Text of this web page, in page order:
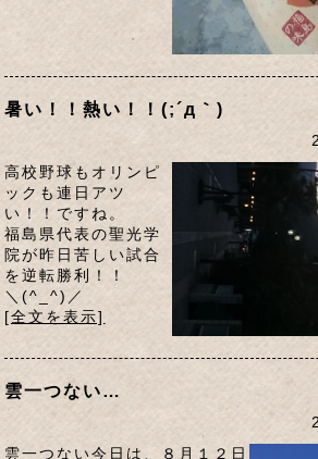
暑い！！熱い！！(;´д｀)
高校野球もオリンピ
ックも連日アツ
い！！ですね。
福島県代表の聖光学
院が昨日苦しい試合
を逆転勝利！！
＼(^_^)／
[全文を表示]
雲一つない…
雲一つない今日は、８月１２日